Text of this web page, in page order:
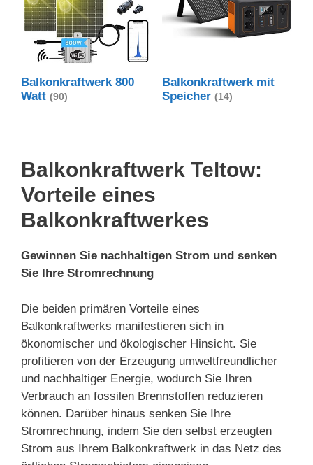
Balkonkraftwerk 800
Watt (90)
Balkonkraftwerk mit
Speicher (14)
Balkonkraftwerk Teltow:
Vorteile eines
Balkonkraftwerkes
Gewinnen Sie nachhaltigen Strom und senken
Sie Ihre Stromrechnung
Die beiden primären Vorteile eines
Balkonkraftwerks manifestieren sich in
ökonomischer und ökologischer Hinsicht. Sie
profitieren von der Erzeugung umweltfreundlicher
und nachhaltiger Energie, wodurch Sie Ihren
Verbrauch an fossilen Brennstoffen reduzieren
können. Darüber hinaus senken Sie Ihre
Stromrechnung, indem Sie den selbst erzeugten
Strom aus Ihrem Balkonkraftwerk in das Netz des